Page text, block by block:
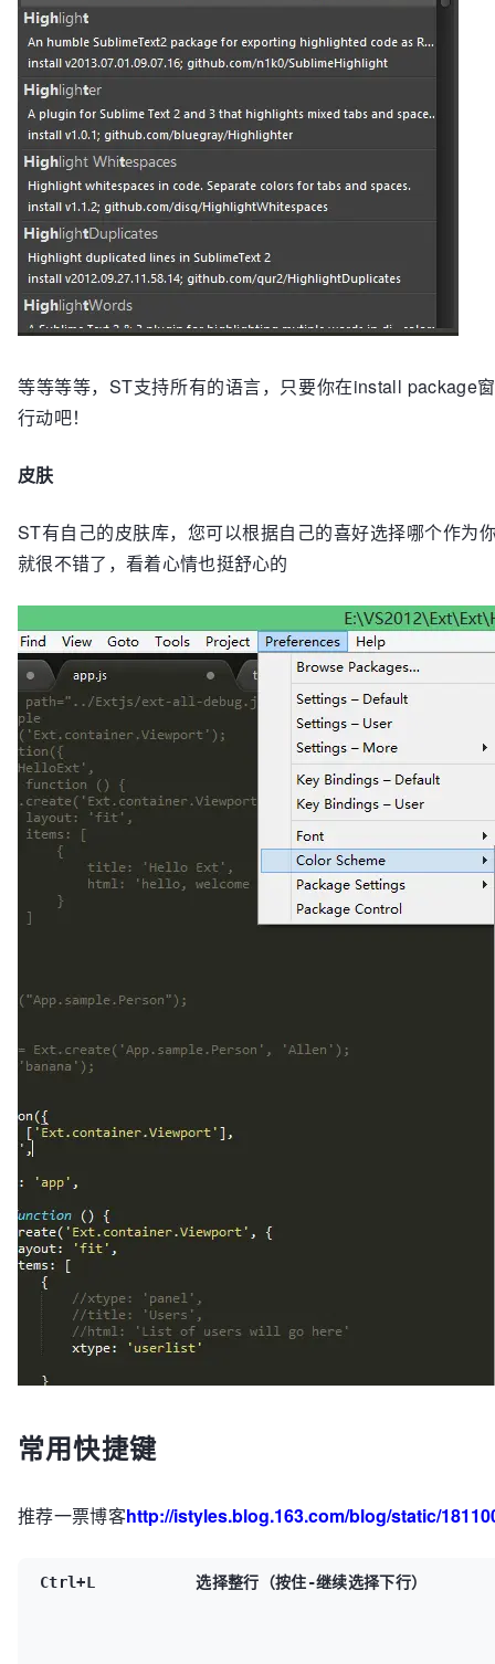
等等等等，ST支持所有的语言，只要你在install package
行动吧！
皮肤
ST有自己的皮肤库，您可以根据自己的喜好选择哪个作为
就很不错了，看着心情也挺舒心的
常用快捷键
推荐一票博客http://istyles.blog.163.com/blog/static/
Ctrl+L           选择整行（按住-继续选择下行）